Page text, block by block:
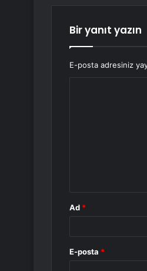
Bir yanıt yazın
E-posta adresiniz
Ad *
E-posta *